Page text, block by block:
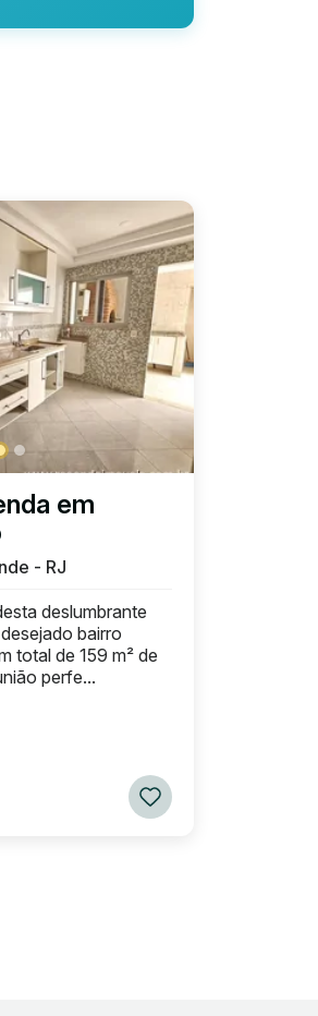
em
- RJ
deslumbrante
bairro
total de 159 m² de
perfe...